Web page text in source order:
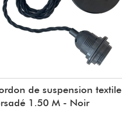
de suspension textile
1.50 M - Noir